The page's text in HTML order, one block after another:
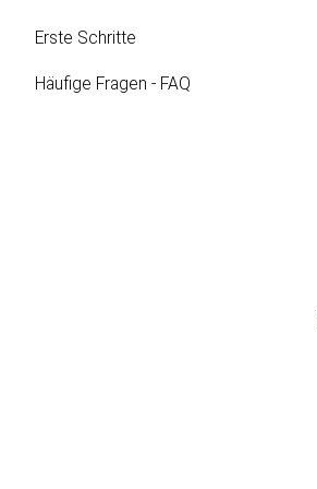
Erste Schritte
Häufige Fragen - FAQ